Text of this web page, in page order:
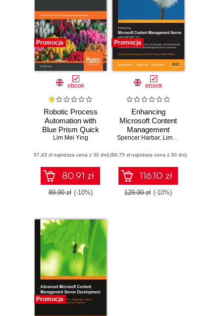
Promocja
ebook
Robotic Process
Automation with
Blue Prism Quick
Start Guide. Create
and automate
business
processes
Lim Mei Ying
(67,43 zł najniższa cena z 30 dni)
80.91 zł
89.90 zł (-10%)
Promocja
ebook
Enhancing
Microsoft Content
Management
Server with
the powerful new
features of
ASP.NET 2.0 with
your MCMS
Websites
Spencer Harbar, Lim Mei Ying
(96,75 zł najniższa cena z 30 dni)
116.10 zł
129.00 zł (-10%)
Promocja